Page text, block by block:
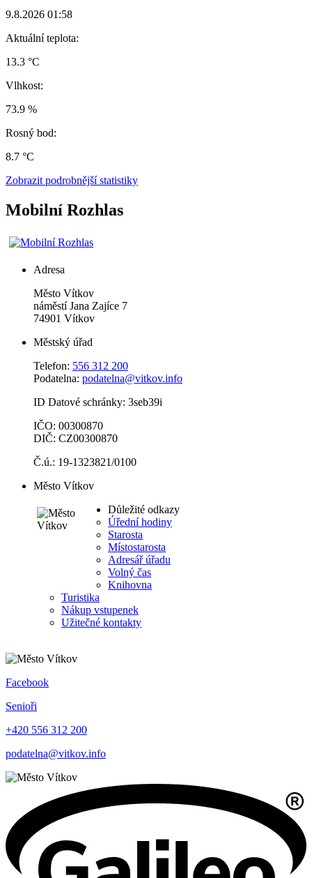
9.8.2026 01:58
Aktuální teplota:
13.3 °C
Vlhkost:
73.9 %
Rosný bod:
8.7 °C
Zobrazit podrobnější statistiky
Mobilní Rozhlas
Adresa
Město Vítkov
náměstí Jana Zajíce 7
74901 Vítkov
Městský úřad
Telefon: 556 312 200
Podatelna: podatelna@vitkov.info
ID Datové schránky: 3seb39i
IČO: 00300870
DIČ: CZ00300870
Č.ú.: 19-1323821/0100
Město Vítkov
Důležité odkazy
Úřední hodiny
Starosta
Místostarosta
Adresář úřadu
Volný čas
Knihovna
Turistika
Nákup vstupenek
Užitečné kontakty
Facebook
Senioři
+420 556 312 200
podatelna@vitkov.info